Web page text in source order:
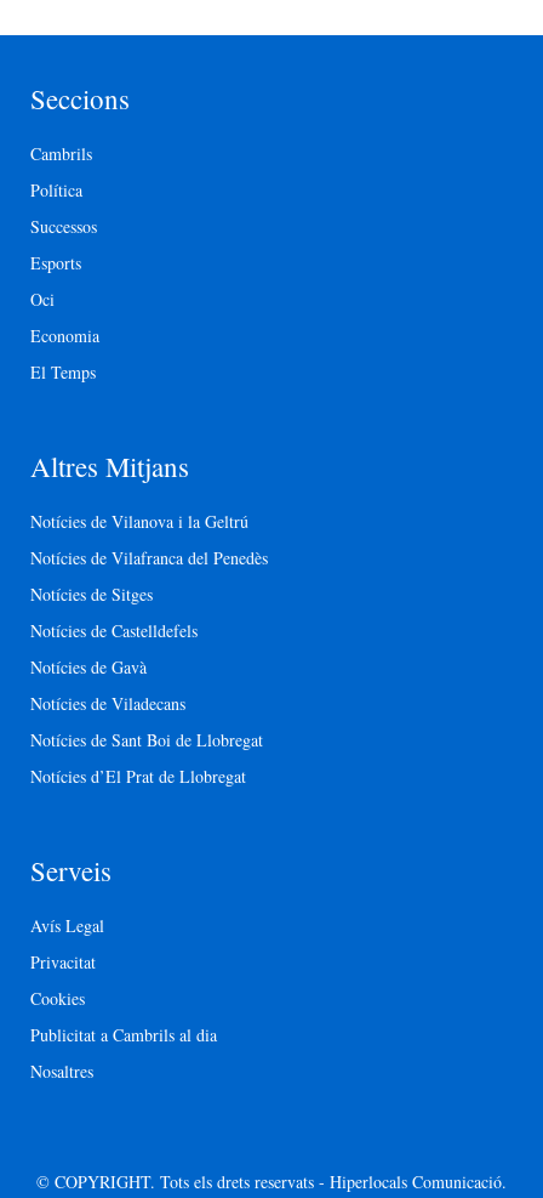
Seccions
Cambrils
Política
Successos
Esports
Oci
Economia
El Temps
Altres Mitjans
Notícies de Vilanova i la Geltrú
Notícies de Vilafranca del Penedès
Notícies de Sitges
Notícies de Castelldefels
Notícies de Gavà
Notícies de Viladecans
Notícies de Sant Boi de Llobregat
Notícies d’El Prat de Llobregat
Serveis
Avís Legal
Privacitat
Cookies
Publicitat a Cambrils al dia
Nosaltres
© COPYRIGHT. Tots els drets reservats - Hiperlocals Comunicació.